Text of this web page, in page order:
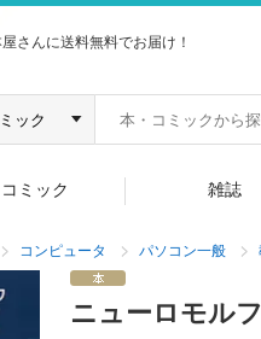
さんに送料無料でお届け！
コミック 雑誌
コンピュータ パソコン一般
ニューロモル